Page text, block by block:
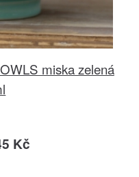
miska zelená
Kč